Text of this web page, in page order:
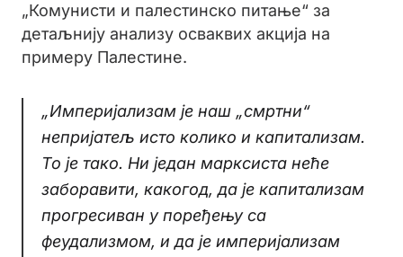
„Комунисти и палестинско питање“ за
детаљнију анализу осваквих акција на
примеру Палестине.
„Империјализам је наш „смртни“
непријатељ исто колико и капитализам.
То је тако. Ни један марксиста неће
заборавити, какогод, да је капитализам
прогресиван у поређењу са
феудализмом, и да је империјализам